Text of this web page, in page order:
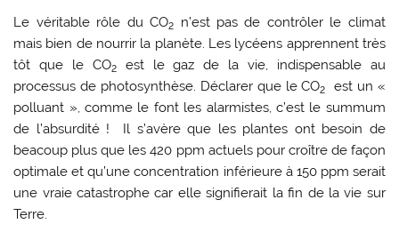
Le véritable rôle du CO2
n’est pas de contrôler le climat
mais bien de nourrir la planète. Les lycéens apprennent très
tôt que le CO2est le gaz de la vie, indispensable au
processus de photosynthèse. Déclarer que le CO2
est un «
polluant », comme le font les alarmistes, c’est le summum
de l’absurdité ! Il s’avère que les plantes ont besoin de
beacoup plus que les 420 ppm actuels pour croître de façon
optimale et qu’une concentration inférieure à 150 ppm serait
une vraie catastrophe car elle signifierait la fin de la vie sur
Terre.